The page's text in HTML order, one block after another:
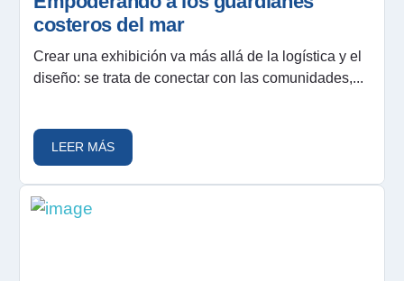
costeros del mar
Crear una exhibición va más allá de la logística y el
diseño: se trata de conectar con las comunidades,...
LEER MÁS